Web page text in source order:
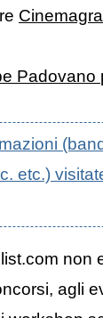
Padovano
etc.)
non
agli